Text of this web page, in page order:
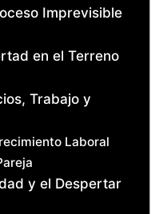
Imprevisible
en el Terreno
Trabajo y
Laboral
y el Despertar